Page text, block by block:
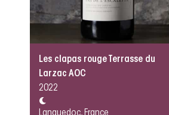
Les clapas rouge Terrasse du
Larzac AOC
2022
Languedoc, France